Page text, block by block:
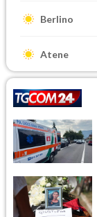
Berlino
Atene